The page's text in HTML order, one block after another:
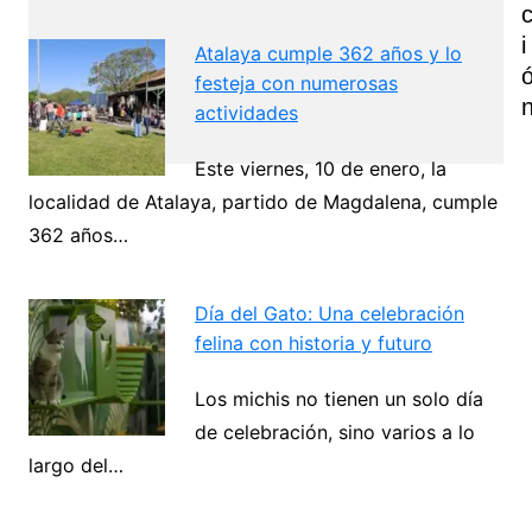
Atalaya cumple 362 años y lo
festeja con numerosas
actividades
Este viernes, 10 de enero, la
localidad de Atalaya, partido de Magdalena, cumple
362 años…
Día del Gato: Una celebración
felina con historia y futuro
Los michis no tienen un solo día
de celebración, sino varios a lo
largo del…
I
Navegación
entradas